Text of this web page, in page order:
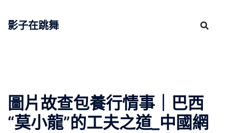
影子在跳舞
圖片故查包養行情事｜巴西
“莫小龍”的工夫之道_中國網